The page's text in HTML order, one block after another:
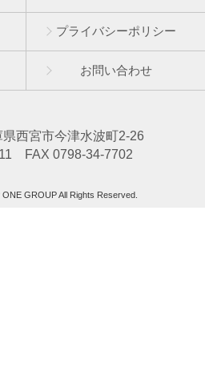
プライバシーポリシー
西宮市今津水波町2-26
FAX 0798-34-7702
お問い合わせ
GROUP All Rights Reserved.